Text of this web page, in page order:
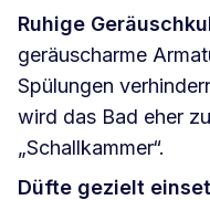
Ruhige
geräuscharme
Spülungen
wird das Bad eher
„Schallkammer“.
Düfte gezielt